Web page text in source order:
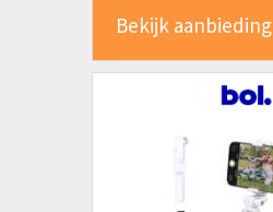
Bekijk aanbieding